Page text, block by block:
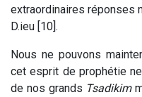
extraordinaires réponses
D.ieu [10].
Nous ne pouvons
cet esprit de prophétie
de nos grands Tsadikim